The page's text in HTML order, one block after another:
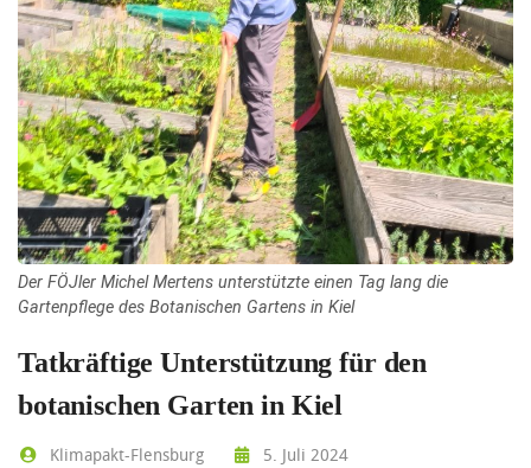
Der FÖJler Michel Mertens unterstützte einen Tag lang die
Gartenpflege des Botanischen Gartens in Kiel
Tatkräftige Unterstützung für den
botanischen Garten in Kiel
Klimapakt-Flensburg 5. Juli 2024